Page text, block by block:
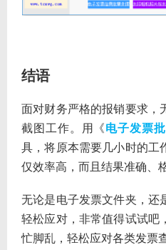
结语
面对财务严格的报销要求，
截图工作。用《电子发票
具，将原本需要几小时的工
仅效率高，而且结果准确、
无论是电子发票文件夹，还
轻松应对，非常值得试试吧
忙脚乱，轻松应对各类发票